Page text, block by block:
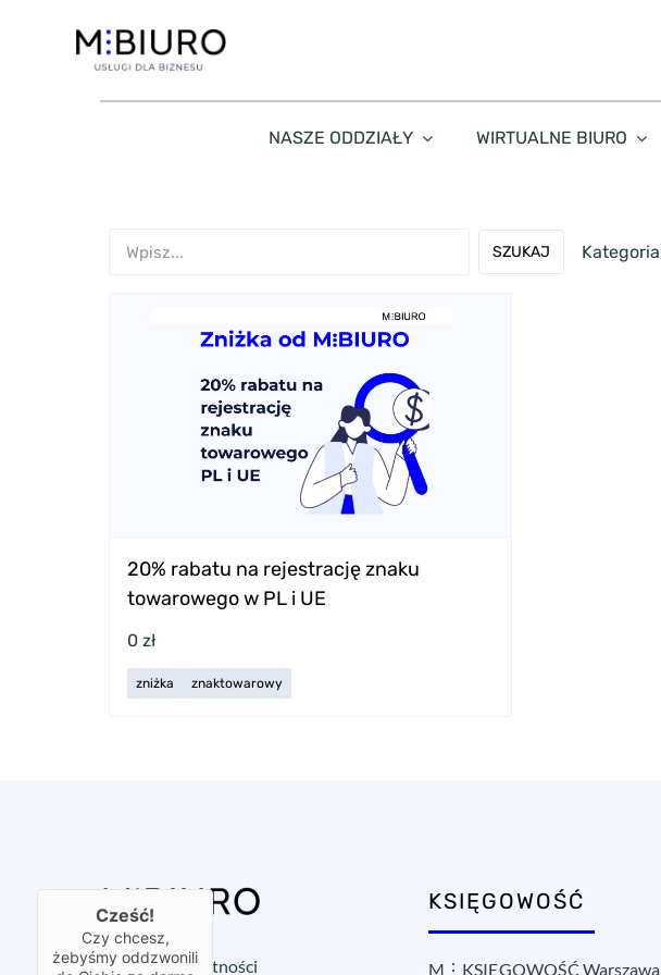
NASZE ODDZIAŁY WIRTUALNE BIURO
SZUKAJ Kategoria
20% rabatu na rejestrację znaku
towarowego w PL i UE
0 zł
zniżka znaktowarowy
Polityka prywatności
KSIĘGOWOŚĆ
M⋮KSIĘGOWOŚĆ Warszawa
Cześć!
Czy chcesz,
żebyśmy oddzwonili